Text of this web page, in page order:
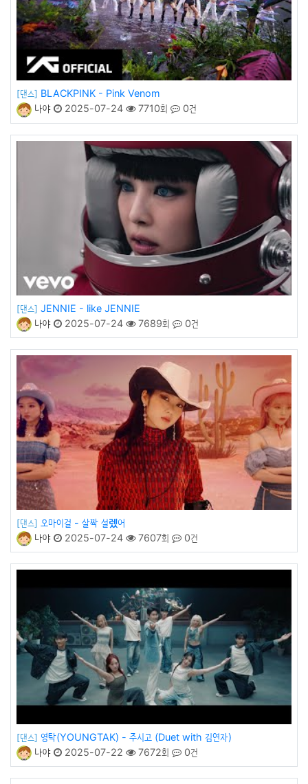
[댄스] BLACKPINK - Pink Venom
나야
2025-07-24 7710회 0건
[댄스] JENNIE - like JENNIE
나야
2025-07-24 7689회 0건
[댄스] 오마이걸 - 살짝 설렜어
나야
2025-07-24 7607회 0건
[댄스] 영탁(YOUNGTAK) - 주시고 (Duet with 김연자)
나야
2025-07-22 7672회 0건